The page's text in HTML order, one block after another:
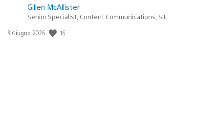
Gillen McAllister
Senior Specialist, Content Communications, SIE
Data
3 Giugno, 2026 16